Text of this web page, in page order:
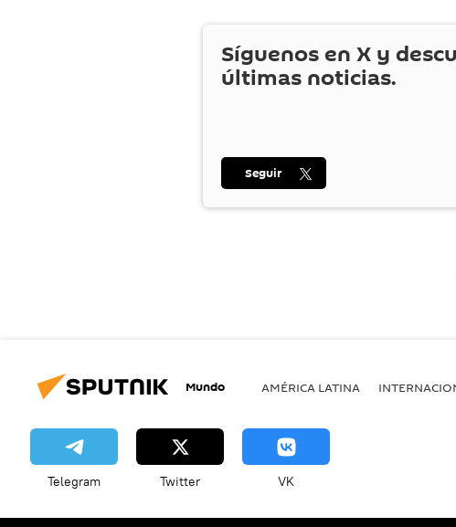
Síguenos en X y
últimas noticias.
Seguir
Mundo AMÉRICA LATINA
Telegram Twitter VK